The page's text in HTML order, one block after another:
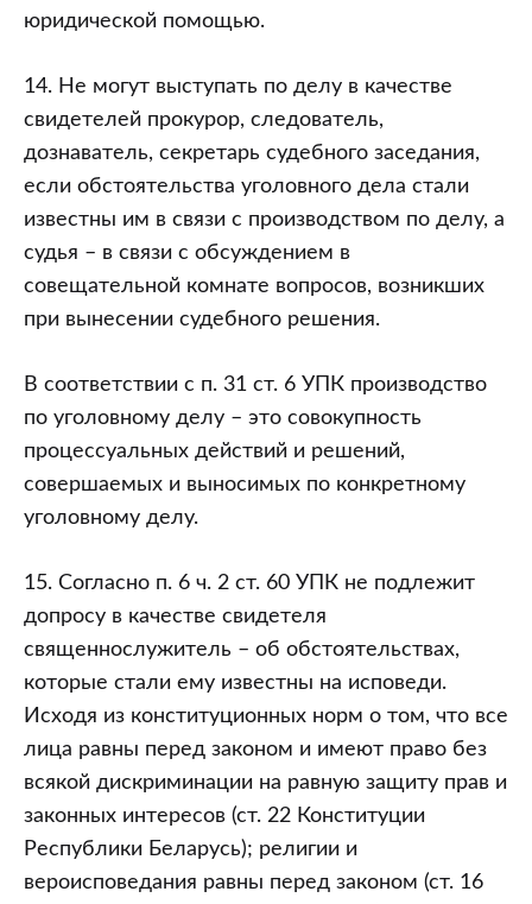
юридической помощью.
14. Не могут выступать по делу в качестве
свидетелей прокурор, следователь,
дознаватель, секретарь судебного заседания,
если обстоятельства уголовного дела стали
известны им в связи с производством по делу, а
судья – в связи с обсуждением в
совещательной комнате вопросов, возникших
при вынесении судебного решения.
В соответствии с п. 31 ст. 6 УПК производство
по уголовному делу – это совокупность
процессуальных действий и решений,
совершаемых и выносимых по конкретному
уголовному делу.
15. Согласно п. 6 ч. 2 ст. 60 УПК не подлежит
допросу в качестве свидетеля
священнослужитель – об обстоятельствах,
которые стали ему известны на исповеди.
Исходя из конституционных норм о том, что все
лица равны перед законом и имеют право без
всякой дискриминации на равную защиту прав и
законных интересов (ст. 22 Конституции
Республики Беларусь); религии и
вероисповедания равны перед законом (ст. 16